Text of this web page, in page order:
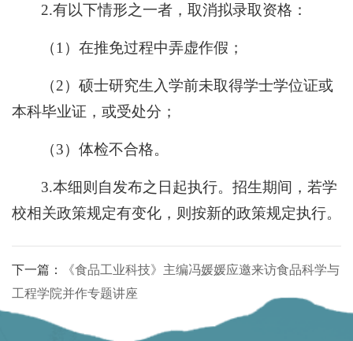
2.有以下情形之一者，取消拟录取资格：
（1）在推免过程中弄虚作假；
（2）硕士研究生入学前未取得学士学位证或
本科毕业证，或受处分；
（3）体检不合格。
3.本细则自发布之日起执行。招生期间，若学
校相关政策规定有变化，则按新的政策规定执行。
下一篇：
《食品工业科技》主编冯媛媛应邀来访食品科学与
工程学院并作专题讲座